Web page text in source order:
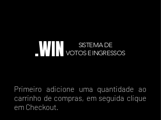
.WIN
SISTEMA DE
VOTOS E INGRESSOS
Primeiro adicione uma quantidade ao
carrinho de compras, em seguida clique
em Checkout.